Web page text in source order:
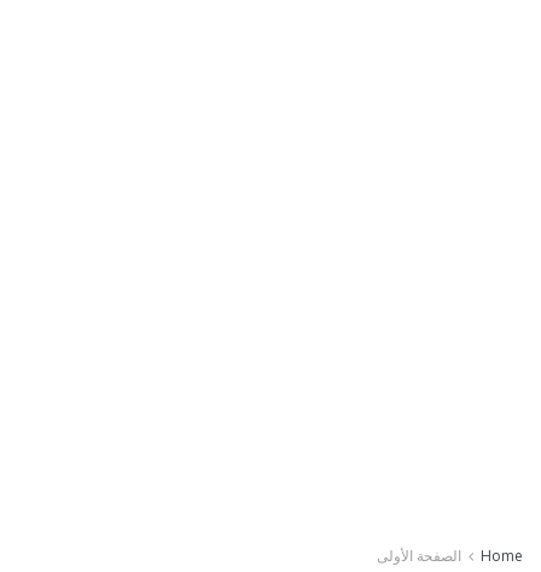
Home الصفحة الأولى